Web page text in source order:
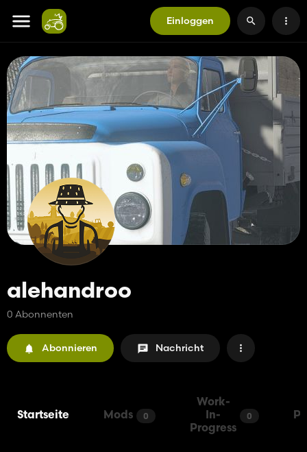
Einloggen
alehandroo
0 Abonnenten
Abonnieren Nachricht
Startseite Mods 0
Work-
In-
Progress
0